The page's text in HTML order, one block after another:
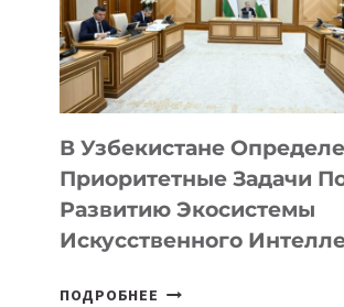
В Узбекистане
Приоритетные Задачи
Развитию Экосистемы
Искусственного
ПОДРОБНЕЕ